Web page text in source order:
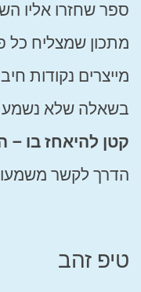
ספר שחזרו אליו
מתכון שמצליח
מייצרים נקודות
בשאלה שלא נשמעת
קטן להיאחז בו
הדרך לקשר
טיפ זהב